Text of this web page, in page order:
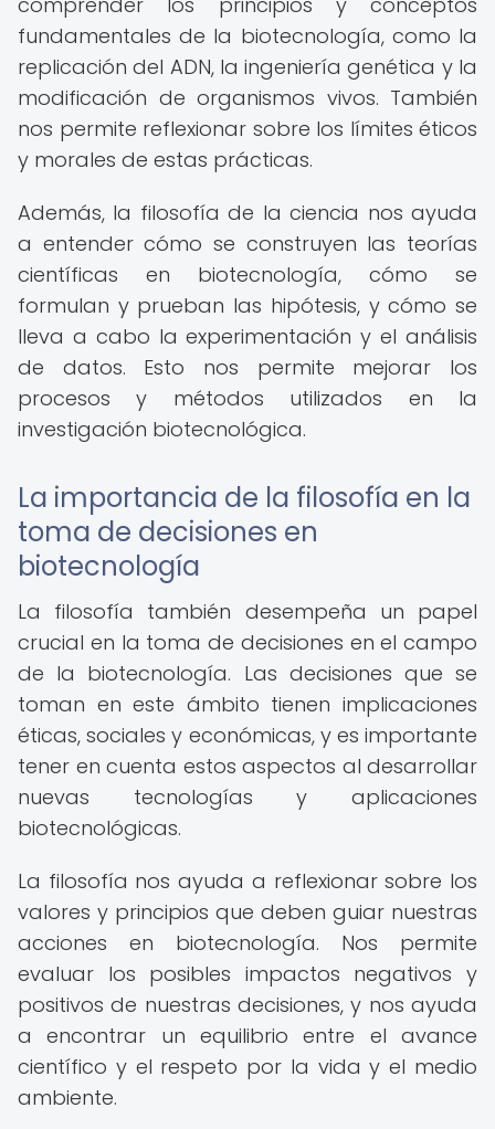
fundamentales de la biotecnología, como la
replicación del ADN, la ingeniería genética y la
modificación de organismos vivos. También
nos permite reflexionar sobre los límites éticos
y morales de estas prácticas.
Además, la filosofía de la ciencia nos ayuda
a entender cómo se construyen las teorías
científicas en biotecnología, cómo se
formulan y prueban las hipótesis, y cómo se
lleva a cabo la experimentación y el análisis
de datos. Esto nos permite mejorar los
procesos y métodos utilizados en la
investigación biotecnológica.
La importancia de la filosofía en la
toma de decisiones en
biotecnología
La filosofía también desempeña un papel
crucial en la toma de decisiones en el campo
de la biotecnología. Las decisiones que se
toman en este ámbito tienen implicaciones
éticas, sociales y económicas, y es importante
tener en cuenta estos aspectos al desarrollar
nuevas tecnologías y aplicaciones
biotecnológicas.
La filosofía nos ayuda a reflexionar sobre los
valores y principios que deben guiar nuestras
acciones en biotecnología. Nos permite
evaluar los posibles impactos negativos y
positivos de nuestras decisiones, y nos ayuda
a encontrar un equilibrio entre el avance
científico y el respeto por la vida y el medio
ambiente.